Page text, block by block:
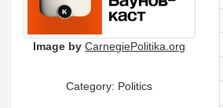
Image by CarnegiePolitika.org
Category: Politics